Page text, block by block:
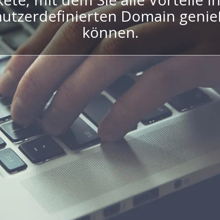
Domain
können.